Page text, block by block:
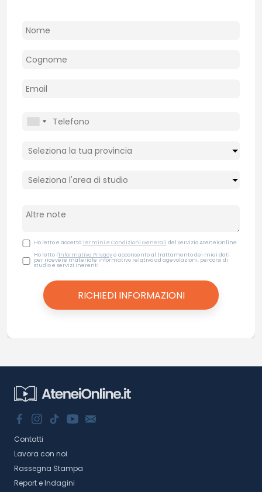
Ho letto e accettoTermini e Condizioni Generali del Servizio AteneiOnline
Ho letto l'Informativa Privacye acconsento al trattamento dei miei dati
per ricevere materiale informativo relativo ad agevolazioni, percorsi di
studio e servizi inerenti
Contatti
Lavora con noi
Rassegna Stampa
Report e Indagini